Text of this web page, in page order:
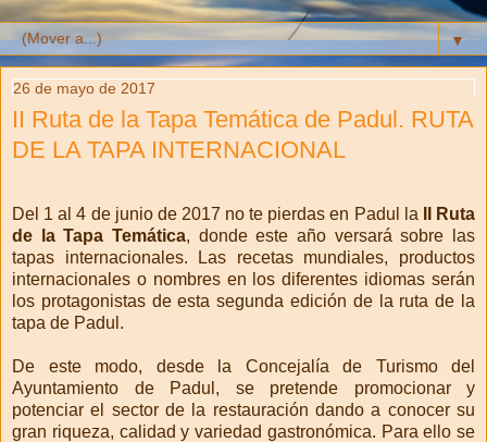
▼
26 de mayo de 2017
II Ruta de la Tapa Temática de Padul. RUTA
DE LA TAPA INTERNACIONAL
Del 1 al 4 de junio de 2017 no te pierdas en Padul la
II Ruta
de la Tapa Temática, donde este año versará sobre las
tapas internacionales. Las recetas mundiales, productos
internacionales o nombres en los diferentes idiomas serán
los protagonistas de esta segunda edición de la ruta de la
tapa de Padul.
De este modo, desde la Concejalía de Turismo del
Ayuntamiento de Padul, se pretende promocionar y
potenciar el sector de la restauración dando a conocer su
gran riqueza, calidad y variedad gastronómica. Para ello se